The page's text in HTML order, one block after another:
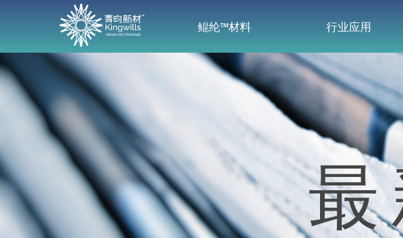
鲲纶™材料
行业应用